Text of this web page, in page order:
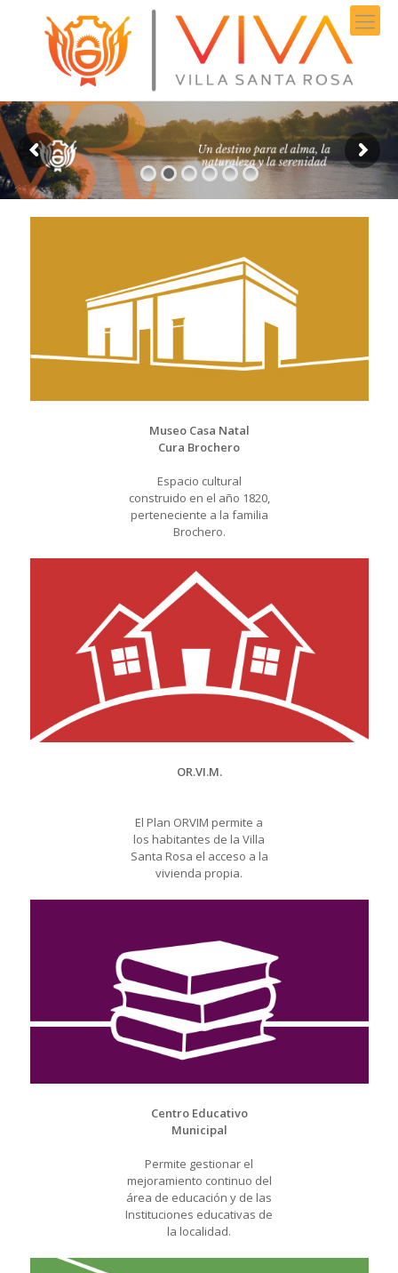
Museo Casa Natal
Cura Brochero
Espacio cultural
construido en el año 1820,
perteneciente a la familia
Brochero.
OR.VI.M.
El Plan ORVIM permite a
los habitantes de la Villa
Santa Rosa el acceso a la
vivienda propia.
Centro Educativo
Municipal
Permite gestionar el
mejoramiento continuo del
área de educación y de las
Instituciones educativas de
la localidad.